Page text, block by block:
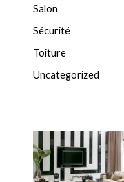
Salon
Sécurité
Toiture
Uncategorized